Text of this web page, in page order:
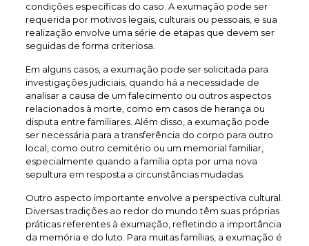
condições específicas do caso. A exumação pode ser
requerida por motivos legais, culturais ou pessoais, e sua
realização envolve uma série de etapas que devem ser
seguidas de forma criteriosa.
Em alguns casos, a exumação pode ser solicitada para
investigações judiciais, quando há a necessidade de
analisar a causa de um falecimento ou outros aspectos
relacionados à morte, como em casos de herança ou
disputa entre familiares. Além disso, a exumação pode
ser necessária para a transferência do corpo para outro
local, como outro cemitério ou um memorial familiar,
especialmente quando a família opta por uma nova
sepultura em resposta a circunstâncias mudadas.
Outro aspecto importante envolve a perspectiva cultural.
Diversas tradições ao redor do mundo têm suas próprias
práticas referentes à exumação, refletindo a importância
da memória e do luto. Para muitas famílias, a exumação é